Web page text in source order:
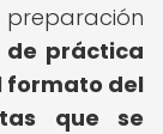
de práctica
formato del
que se